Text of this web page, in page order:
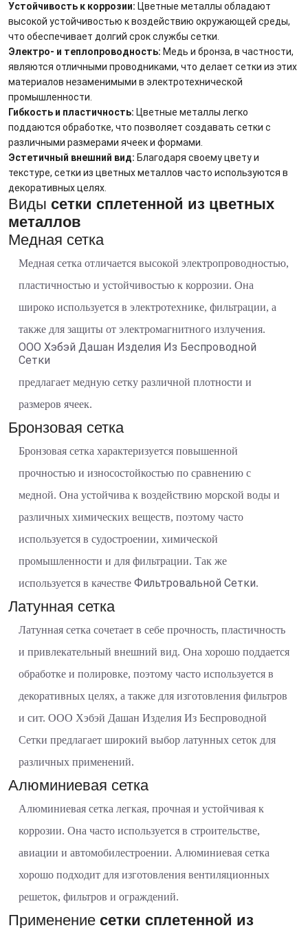
Устойчивость к коррозии: Цветные металлы обладают
высокой устойчивостью к воздействию окружающей среды,
что обеспечивает долгий срок службы сетки.
Электро- и теплопроводность: Медь и бронза, в частности,
являются отличными проводниками, что делает сетки из этих
материалов незаменимыми в электротехнической
промышленности.
Гибкость и пластичность: Цветные металлы легко
поддаются обработке, что позволяет создавать сетки с
различными размерами ячеек и формами.
Эстетичный внешний вид: Благодаря своему цвету и
текстуре, сетки из цветных металлов часто используются в
декоративных целях.
Виды сетки сплетенной из цветных
металлов
Медная сетка
Медная сетка отличается высокой электропроводностью,
пластичностью и устойчивостью к коррозии. Она
широко используется в электротехнике, фильтрации, а
также для защиты от электромагнитного излучения.
ООО Хэбэй Дашан Изделия Из Беспроводной
Сетки
предлагает медную сетку различной плотности и
размеров ячеек.
Бронзовая сетка
Бронзовая сетка характеризуется повышенной
прочностью и износостойкостью по сравнению с
медной. Она устойчива к воздействию морской воды и
различных химических веществ, поэтому часто
используется в судостроении, химической
промышленности и для фильтрации. Так же
используется в качестве Фильтровальной Сетки.
Латунная сетка
Латунная сетка сочетает в себе прочность, пластичность
и привлекательный внешний вид. Она хорошо поддается
обработке и полировке, поэтому часто используется в
декоративных целях, а также для изготовления фильтров
и сит. ООО Хэбэй Дашан Изделия Из Беспроводной
Сетки предлагает широкий выбор латунных сеток для
различных применений.
Алюминиевая сетка
Алюминиевая сетка легкая, прочная и устойчивая к
коррозии. Она часто используется в строительстве,
авиации и автомобилестроении. Алюминиевая сетка
хорошо подходит для изготовления вентиляционных
решеток, фильтров и ограждений.
Применение сетки сплетенной из